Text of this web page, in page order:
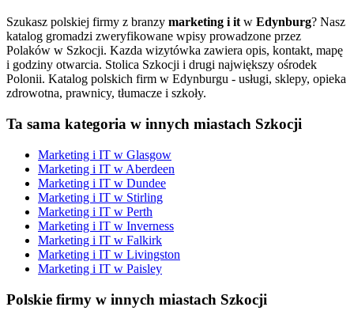
Szukasz polskiej firmy z branzy marketing i itw Edynburg? Nasz
katalog gromadzi zweryfikowane wpisy prowadzone przez
Polaków w Szkocji. Kazda wizytówka zawiera opis, kontakt, mapę
i godziny otwarcia. Stolica Szkocji i drugi największy ośrodek
Polonii. Katalog polskich firm w Edynburgu - usługi, sklepy, opieka
zdrowotna, prawnicy, tłumacze i szkoły.
Ta sama kategoria w innych miastach Szkocji
Marketing i IT w Glasgow
Marketing i IT w Aberdeen
Marketing i IT w Dundee
Marketing i IT w Stirling
Marketing i IT w Perth
Marketing i IT w Inverness
Marketing i IT w Falkirk
Marketing i IT w Livingston
Marketing i IT w Paisley
Polskie firmy w innych miastach Szkocji